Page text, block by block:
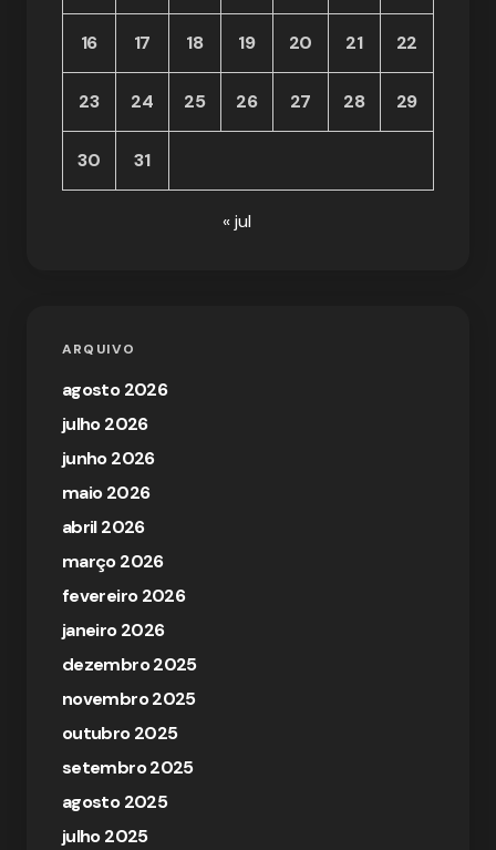
16 17 18 19 20 21 22
23 24 25 26 27 28 29
30 31
« jul
ARQUIVO
agosto 2026
julho 2026
junho 2026
maio 2026
abril 2026
março 2026
fevereiro 2026
janeiro 2026
dezembro 2025
novembro 2025
outubro 2025
setembro 2025
agosto 2025
julho 2025